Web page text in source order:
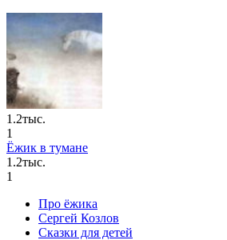
1.2тыс.
1
Ёжик в тумане
1.2тыс.
1
Про ёжика
Сергей Козлов
Сказки для детей